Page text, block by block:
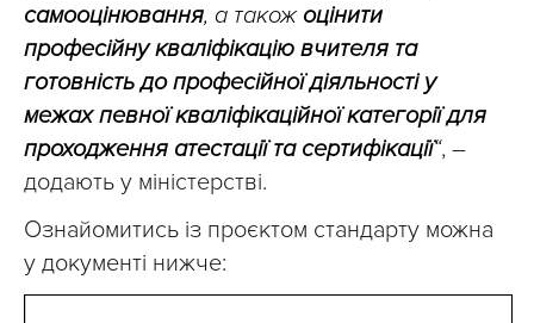
самооцінювання, а також оцінити
професійну кваліфікацію вчителя та
готовність до професійної діяльності у
межах певної кваліфікаційної категорії для
проходження атестації та сертифікації“, –
додають у міністерстві.
Ознайомитись із проєктом стандарту можна
у документі нижче: